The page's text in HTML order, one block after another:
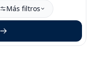
Más filtros